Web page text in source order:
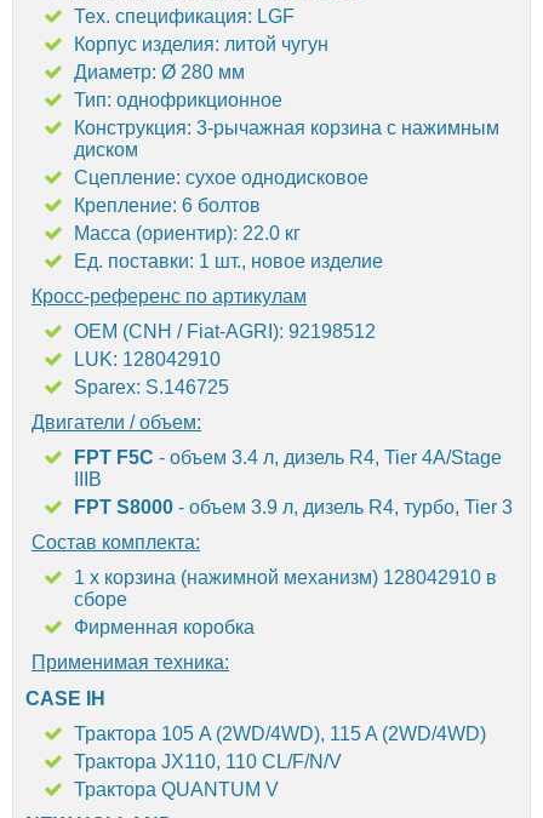
Тех. спецификация: LGF
Корпус изделия: литой чугун
Диаметр: Ø 280 мм
Тип: однофрикционное
Конструкция: 3-рычажная корзина с нажимным
диском
Сцепление: сухое однодисковое
Крепление: 6 болтов
Масса (ориентир): 22.0 кг
Ед. поставки: 1 шт., новое изделие
Кросс-референс по артикулам
OEM (CNH / Fiat-AGRI): 92198512
LUK: 128042910
Sparex: S.146725
Двигатели / объем:
FPT F5C - объем 3.4 л, дизель R4, Tier 4A/Stage
IIIB
FPT S8000 - объем 3.9 л, дизель R4, турбо, Tier 3
Состав комплекта:
1 х корзина (нажимной механизм) 128042910 в
сборе
Фирменная коробка
Применимая техника:
CASE IH
Трактора 105 A (2WD/4WD), 115 A (2WD/4WD)
Трактора JX110, 110 CL/F/N/V
Трактора QUANTUM V